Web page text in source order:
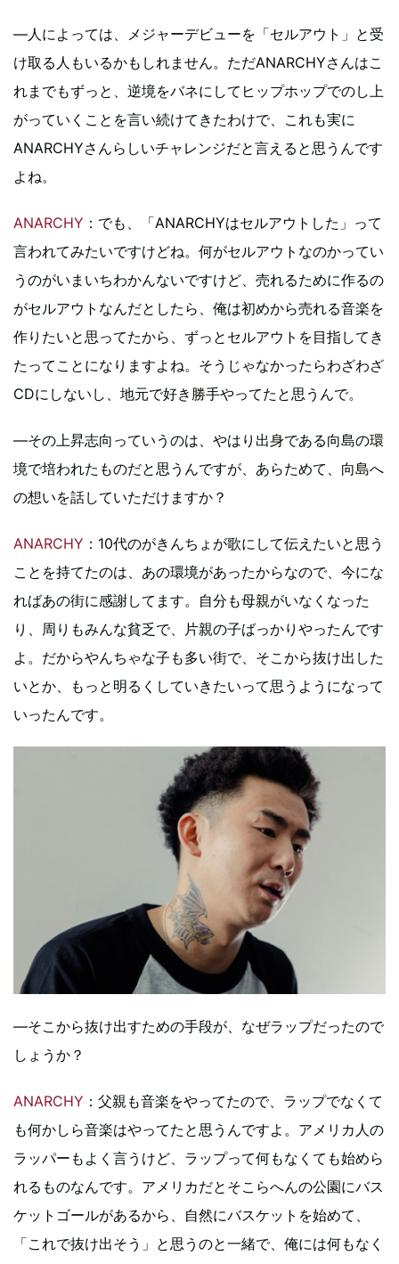
―人によっては、メジャーデビューを「セルアウト」と受
け取る人もいるかもしれません。ただANARCHYさんはこ
れまでもずっと、逆境をバネにしてヒップホップでのし上
がっていくことを言い続けてきたわけで、これも実に
ANARCHYさんらしいチャレンジだと言えると思うんです
よね。
ANARCHY ：でも、「ANARCHYはセルアウトした」って
言われてみたいですけどね。何がセルアウトなのかってい
うのがいまいちわかんないですけど、売れるために作るの
がセルアウトなんだとしたら、俺は初めから売れる音楽を
作りたいと思ってたから、ずっとセルアウトを目指してき
たってことになりますよね。そうじゃなかったらわざわざ
CDにしないし、地元で好き勝手やってたと思うんで。
―その上昇志向っていうのは、やはり出身である向島の環
境で培われたものだと思うんですが、あらためて、向島へ
の想いを話していただけますか？
ANARCHY ：10代のがきんちょが歌にして伝えたいと思う
ことを持てたのは、あの環境があったからなので、今にな
ればあの街に感謝してます。自分も母親がいなくなった
り、周りもみんな貧乏で、片親の子ばっかりやったんです
よ。だからやんちゃな子も多い街で、そこから抜け出した
いとか、もっと明るくしていきたいって思うようになって
いったんです。
―そこから抜け出すための手段が、なぜラップだったので
しょうか？
ANARCHY ：父親も音楽をやってたので、ラップでなくて
も何かしら音楽はやってたと思うんですよ。アメリカ人の
ラッパーもよく言うけど、ラップって何もなくても始めら
れるものなんです。アメリカだとそこらへんの公園にバス
ケットゴールがあるから、自然にバスケットを始めて、
「これで抜け出そう」と思うのと一緒で、俺には何もなく